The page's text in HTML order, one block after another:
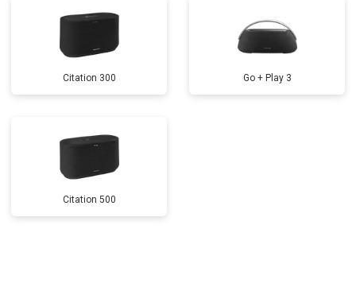
Citation 300 Go + Play 3
Citation 500